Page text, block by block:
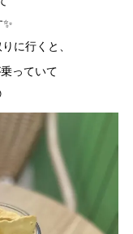
に行くと、
っていて